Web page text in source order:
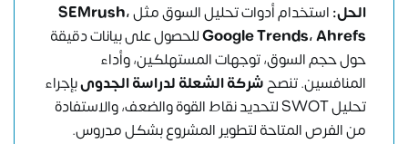
الحل:استخدام أدوات تحليل السوق مثلSEMrush،
Google Trends، Ahrefsللحصول على بيانات دقيقة
حول حجم السوق، توجهات المستهلكين، وأداء
المنافسين. تنصحشركة الشعلة لدراسة الجدوىبإجراء
تحليل SWOT لتحديد نقاط القوة والضعف، والاستفادة
من الفرص المتاحة لتطوير المشروع بشكل مدروس.